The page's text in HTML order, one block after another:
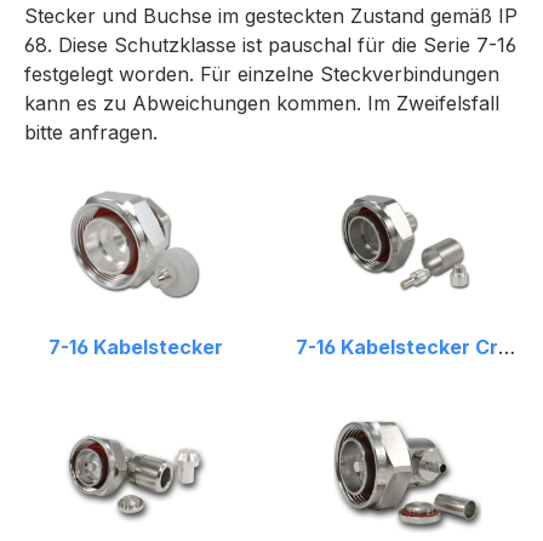
Stecker und Buchse im gesteckten Zustand gemäß IP
68. Diese Schutzklasse ist pauschal für die Serie 7-16
festgelegt worden. Für einzelne Steckverbindungen
kann es zu Abweichungen kommen. Im Zweifelsfall
bitte anfragen.
7-16 Kabelstecker 7-16 Kabelstecker Crimp